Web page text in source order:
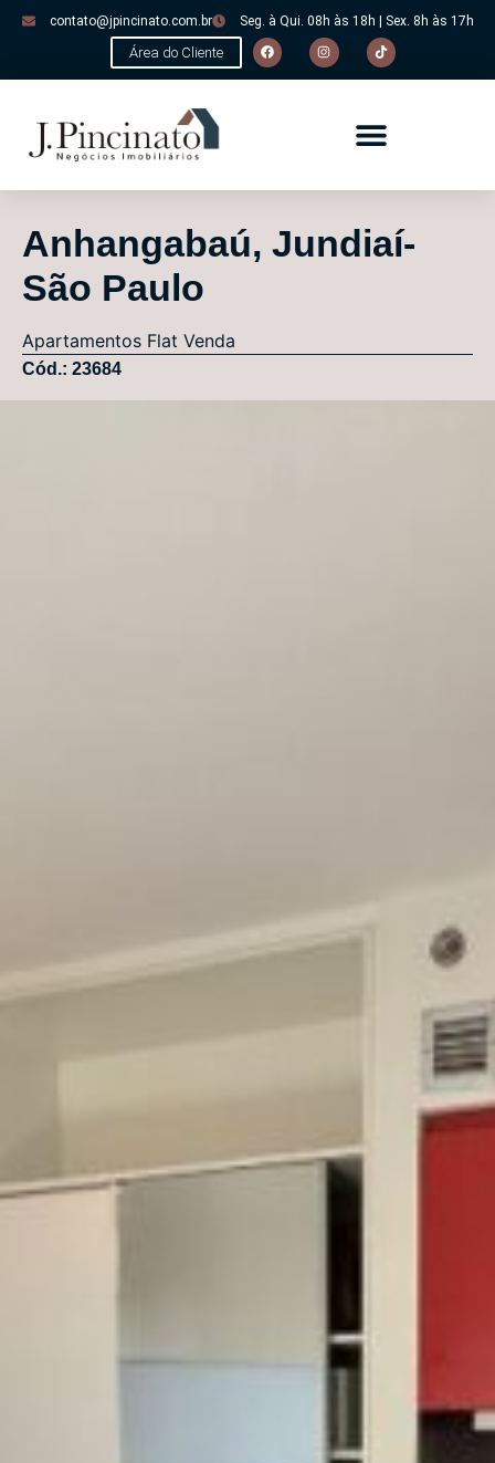
contato@jpincinato.com.br Seg. à Qui. 08h às 18h | Sex. 8h às 17h
Área do Cliente
Anhangabaú, Jundiaí-
São Paulo
Apartamentos Flat Venda
Cód.: 23684